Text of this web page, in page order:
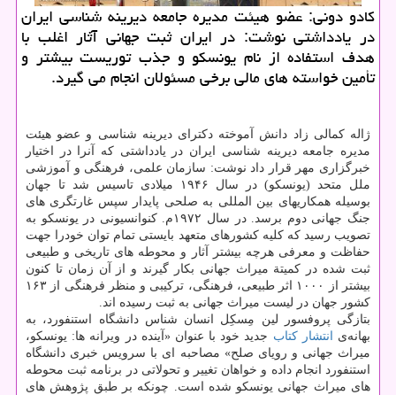
كادو دونی: عضو هیئت مدیره جامعه دیرینه شناسی ایران
در یادداشتی نوشت: در ایران ثبت جهانی آثار اغلب با
هدف استفاده از نام یونسكو و جذب توریست بیشتر و
تأمین خواسته های مالی برخی مسئولان انجام می گیرد.
ژاله كمالی زاد دانش آموخته دكترای دیرینه شناسی و عضو هیئت
مدیره جامعه دیرینه شناسی ایران در یادداشتی كه آنرا در اختیار
خبرگزاری مهر قرار داد نوشت: سازمان علمی، فرهنگی و آموزشی
ملل متحد (یونسكو) در سال ۱۹۴۶ میلادی تاسیس شد تا جهان
بوسیله همكاریهای بین المللی به صلحی پایدار سپس غارتگری های
جنگ جهانی دوم برسد. در سال ۱۹۷۲م. كنوانسیونی در یونسكو به
تصویب رسید كه كلیه كشورهای متعهد بایستی تمام توان خودرا جهت
حفاظت و معرفی هرچه بیشتر آثار و محوطه های تاریخی و طبیعی
ثبت شده در كمیتة میراث جهانی بكار گیرند و از آن زمان تا كنون
بیشتر از ۱۰۰۰ اثر طبیعی، فرهنگی، تركیبی و منظر فرهنگی از ۱۶۳
كشور جهان در لیست میراث جهانی به ثبت رسیده اند.
بتازگی پروفسور لین مِسكِل انسان شناس دانشگاه استنفورد، به
بهانه‌ی انتشار كتاب جدید خود با عنوان «آینده در ویرانه ها: یونسكو،
میراث جهانی و رویای صلح» مصاحبه ای با سرویس خبری دانشگاه
استنفورد انجام داده و خواهان تغییر و تحولاتی در برنامه ثبت محوطه
های میراث جهانی یونسكو شده است. چونكه بر طبق پژوهش های